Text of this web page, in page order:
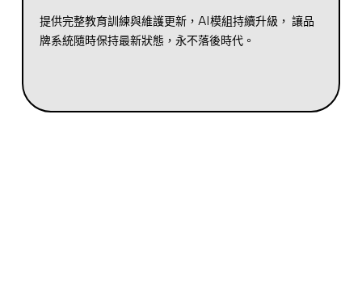
提供完整教育訓練與維護更新，AI模組持續升級， 讓品
牌系統隨時保持最新狀態，永不落後時代。